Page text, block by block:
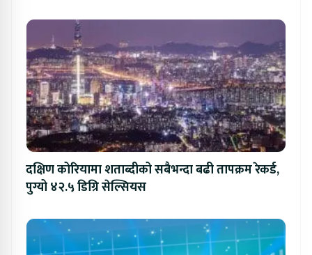
दक्षिण कोरियामा शताब्दीको सबैभन्दा बढी तापक्रम रेकर्ड,
पुग्यो ४२.५ डिग्रि सेल्सियस